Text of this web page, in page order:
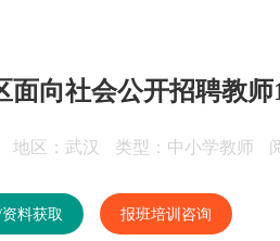
面向社会公开招聘教师
地区：武汉 类型：中小学教师
料获取 报班培训咨询